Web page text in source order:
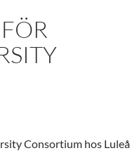
Consortium hos Luleå